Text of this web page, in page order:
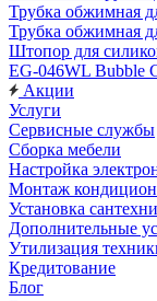
Трубка обжимная
Трубка обжимная
Штопор для
EG-046WL Bubble
Акции
Услуги
Сервисные службы
Сборка мебели
Настройка
Монтаж
Установка
Дополнительные
Утилизация
Кредитование
Блог